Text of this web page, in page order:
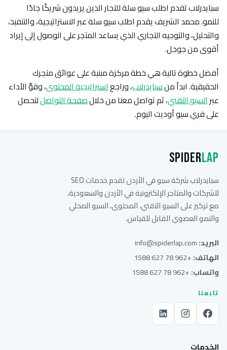
سبايدرلاب تقدم اطلب سيو سلة للتجار الذين يريدون شريكًا جادًا
للنمو. محمد الشريف يقدم اطلب سيو سلة عبر الاستراتيجية، والتنفيذ،
والتحليل، والتوجيه التجاري الذي يساعد المتجر على الوصول إلى إيراد
أقوى من جوجل.
أفضل خطوة تالية هي خطة مركزة مبنية على عوائق متجرك
الحقيقية. ابدأ منسبايدرلاب، وراجعاستراتيجية المحتوى، وقوِّ الأداء
عبرالسيو التقني، ثم تواصل معنا من خلالصفحة التواصللتحصل
على فري سيو أوديت اليوم.
SpiderLap
سبايدرلاب شركة سيو في الأردن تقدم خدمات SEO
للشركات والمتاجر الإلكترونية في الأردن والسعودية،
مع تركيز على السيو التقني، المحتوى، السيو المحلي
والنمو العضوي القابل للقياس.
البريد:info@spiderlap.com
الهاتف:+962 78 627 1588
واتساب:+962 78 627 1588
تابعنا
الخدمات